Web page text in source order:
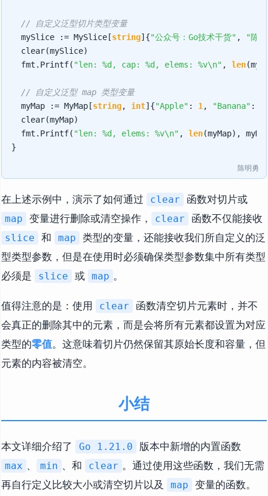
// 自定义泛型切片类型变量
	mySlice := MySlice[
string]{"公众号：Go技术干货" ,
"陈
	fmt.Printf(
"len: %d, cap: %d, elems: %v\n" , len
// 自定义泛型 map 类型变量
	myMap := MyMap[
string, int]{"Apple" : 1 , "Banana" :
	fmt.Printf(
"len: %d, elems: %v\n" , len(myMap),
陈明勇
在上述示例中，演示了如何通过 clear 函数对切片或
map 变量进行删除或清空操作， clear 函数不仅能接收
slice 和 map
类型的变量，还能接收我们所自定义的泛
型类型参数，但是在使用时必须确保类型参数集中所有类型
必须是
slice 或 map 。
值得注意的是：使用 clear
函数清空切片元素时，并不
会真正的删除其中的元素，而是会将所有元素都设置为对应
类型的零值。这意味着切片仍然保留其原始长度和容量，但
元素的内容被清空。
小结
本文详细介绍了 Go 1.21.0 版本中新增的内置函数
max 、 min 、和 clear 。通过使用这些函数，我们无需
再自行定义比较大小或清空切片以及
map 变量的函数。